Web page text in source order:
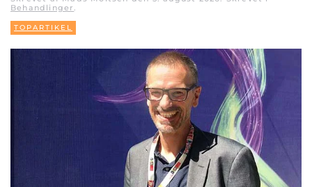
Behandlinger
TOPARTIKEL